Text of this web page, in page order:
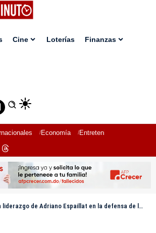
Cine Loterías Finanzas
Economía Entretenimiento
de Adriano Espaillat en la defensa de los dominicanos en el exterior